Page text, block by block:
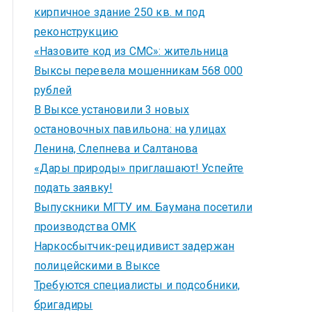
кирпичное здание 250 кв. м под
реконструкцию
«Назовите код из СМС»: жительница
Выксы перевела мошенникам 568 000
рублей
В Выксе установили 3 новых
остановочных павильона: на улицах
Ленина, Слепнева и Салтанова
«Дары природы» приглашают! Успейте
подать заявку!
Выпускники МГТУ им. Баумана посетили
производства ОМК
Наркосбытчик-рецидивист задержан
полицейскими в Выксе
Требуются специалисты и подсобники,
бригадиры